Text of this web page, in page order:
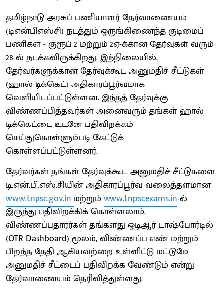
தமிழ்நாடு அரசுப் பணியாளர் தேர்வாணையம்
(டிஎன்பிஎஸ்சி) நடத்தும் ஒருங்கிணைந்த குடிமைப்
பணிகள் - குரூப் 2 மற்றும் 2ஏ-க்கான தேர்வுகள் வரும்
28-ல் நடக்கவிருக்கிறது. இந்நிலையில்,
தேர்வர்களுக்கான தேர்வுக்கூட அனுமதிச் சீட்டுகள்
(ஹால் டிக்கெட்) அதிகாரப்பூர்வமாக
வெளியிடப்பட்டுள்ளன. இந்தத் தேர்வுக்கு
விண்ணப்பித்தவர்கள் அனைவரும் தங்கள் ஹால்
டிக்கெட்டை உடனே பதிவிறக்கம்
செய்துகொள்ளும்படி கேட்டுக்
கொள்ளப்பட்டுள்ளனர்.
தேர்வர்கள் தங்கள் தேர்வுக்கூட அனுமதிச் சீட்டுகளை
டி.என்.பி.எஸ்.சியின் அதிகாரப்பூர்வ வலைத்தளமான
www.tnpsc.gov.in மற்றும் www.tnpscexams.in-ல்
இருந்து பதிவிறக்கிக் கொள்ளலாம்.
விண்ணப்பதாரர்கள் தங்களது ஒடிஆர் டாஷ்போர்டில்
(OTR Dashboard) மூலம், விண்ணப்ப எண் மற்றும்
பிறந்த தேதி ஆகியவற்றை உள்ளிட்டு மட்டுமே
அனுமதிச் சீட்டைப் பதிவிறக்க வேண்டும் என்று
தேர்வாணையம் தெரிவித்துள்ளது.